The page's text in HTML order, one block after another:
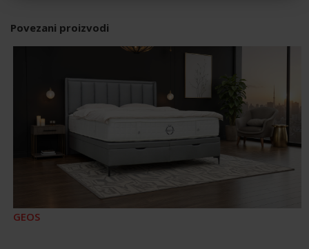
Povezani proizvodi
GEOS